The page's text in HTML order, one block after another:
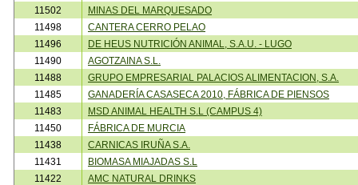
11502
MINAS DEL MARQUESADO
11498
CANTERA CERRO PELAO
11496
DE HEUS NUTRICIÓN ANIMAL, S.A.U. - LUGO
11490
AGOTZAINA S.L.
11488
GRUPO EMPRESARIAL PALACIOS ALIMENTACION, S.A.
11485
GANADERÍA CASASECA 2010, FÁBRICA DE PIENSOS
11483
MSD ANIMAL HEALTH S.L (CAMPUS 4)
11450
FÁBRICA DE MURCIA
11438
CARNICAS IRUÑA S.A.
11431
BIOMASA MIAJADAS S.L
11422
AMC NATURAL DRINKS